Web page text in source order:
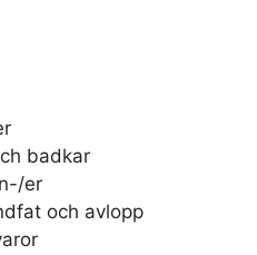
badkar
er
och avlopp